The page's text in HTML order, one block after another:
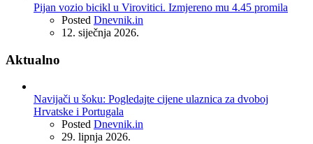
Pijan vozio bicikl u Virovitici. Izmjereno mu 4.45 promila
Posted Dnevnik.in
12. siječnja 2026.
Aktualno
Navijači u šoku: Pogledajte cijene ulaznica za dvoboj
Hrvatske i Portugala
Posted Dnevnik.in
29. lipnja 2026.